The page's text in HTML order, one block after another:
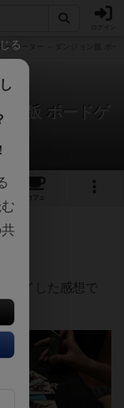
ーイーター ～ダンジョン飯 ボ
ン飯 ボードゲ
カフェ
レイした感想で
る